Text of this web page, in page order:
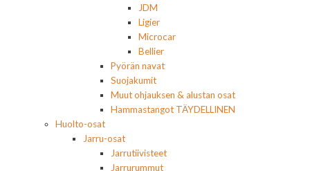
JDM
Ligier
Microcar
Bellier
Pyörän navat
Suojakumit
Muut ohjauksen & alustan osat
Hammastangot TÄYDELLINEN
Huolto-osat
Jarru-osat
Jarrutiivisteet
Jarrurummut